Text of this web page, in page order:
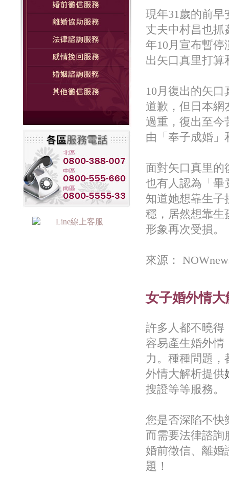
現年31歲的前早
丈夫中村昌也抓
年10月宣布暫
出矢口真里打算
10月復出的矢
道歉，但日本網
過重，復出至今
由「奉子成婚」
面對矢口真里的
也有人認為「畢
知道她想靠生子
穩，居然想靠生
形象再次受損。
來源：
女子婚外情
許多人都不曉得
容易產生婚外情
力。種種問題
外情大解析提供
搜證等等服務。
您是否深陷不快
而需要法律諮詢
婚前徵信、離婚
題！